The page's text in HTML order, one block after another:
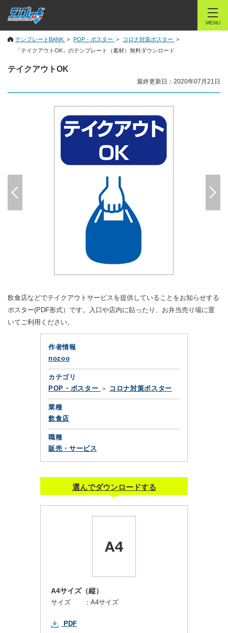
MENU
テンプレートBANK POP・ポスター
コロナ対策ポスター
「テイクアウトOK」のテンプレート（素材）無料ダウンロード
テイクアウトOK
最終更新日：2020年07月21日
飲食店などでテイクアウトサービスを提供していることをお知らせする
ポスター(PDF形式）です。入口や店内に貼ったり、お弁当売り場に置
いてご利用ください。
作者情報
nozoo
カテゴリ
POP・ポスター
コロナ対策ポスター
業種
飲食店
職種
販売・サービス
選んでダウンロードする
A4サイズ（縦）
サイズ ： A4サイズ
PDF